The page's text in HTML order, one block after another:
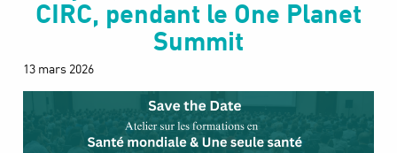
CIRC, pendant le One Planet
Summit
13 mars 2026